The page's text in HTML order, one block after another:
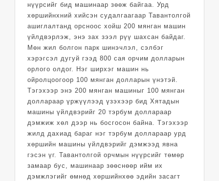
нүүрсийг бид машинаар зөөж байгаа. Урд
хөршийнхний хийсэн судалгаагаар Тавантолгой
ашиглалтанд орсноос хойш 200 мянган машин
үйлдвэрлэж, энэ зах зээл рүү шахсан байдаг.
Мөн жил болгон парк шинэчлэл, сэлбэг
хэрэгсэл дугуй гээд 800 сая орчим долларын
орлого олдог. Нэг ширхэг машин нь
ойролцоогоор 100 мянган долларын үнэтэй.
Тэгэхээр энэ 200 мянган машиныг 100 мянган
доллараар үржүүлээд үзэхээр бид Хятадын
машины үйлдвэрийг 20 тэрбум доллараар
дэмжиж хөл дээр нь босгосон байна. Тэгэхээр
жилд дахиад бараг нэг тэрбум доллараар урд
хөршийн машины үйлдвэрийг дэмжээд явна
гэсэн үг. Тавантолгой орчмын нүүрсийг төмөр
замаар бус, машинаар зөөснөөр ийм их
дэмжлэгийг өмнөд хөршийнхөө эдийн засагт